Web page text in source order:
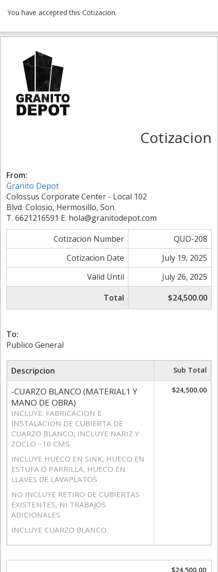
You have accepted this Cotizacion.
Cotizacion
From:
Granito Depot
Colossus Corporate Center - Local 102
Blvd. Colosio, Hermosillo, Son.
T. 6621216591 E. hola@granitodepot.com
Cotizacion Number
QUO-208
Cotizacion Date
July 19, 2025
Valid Until
July 26, 2025
Total
$24,500.00
To:
Publico General
Descripcion Sub Total
-CUARZO BLANCO (MATERIAL1 Y
MANO DE OBRA)
INCLUYE: FABRICACION E
INSTALACION DE CUBIERTA DE
CUARZO BLANCO, INCLUYE NARIZ Y
ZOCLO ~10 CMS.
INCLUYE HUECO EN SINK, HUECO EN
ESTUFA O PARRILLA, HUECO EN
LLAVES DE LAVAPLATOS
NO INCLUYE RETIRO DE CUBIERTAS
EXISTENTES, NI TRABAJOS
ADICIONALES
INCLUYE CUARZO BLANCO.
$24,500.00
$24,500.00